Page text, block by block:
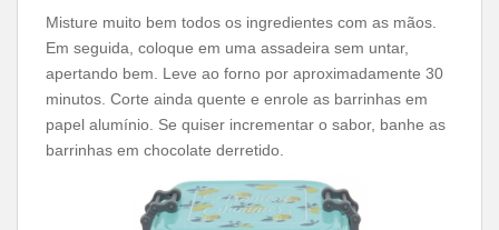
Misture muito bem todos os ingredientes com as mãos.
Em seguida, coloque em uma assadeira sem untar,
apertando bem. Leve ao forno por aproximadamente 30
minutos. Corte ainda quente e enrole as barrinhas em
papel alumínio. Se quiser incrementar o sabor, banhe as
barrinhas em chocolate derretido.